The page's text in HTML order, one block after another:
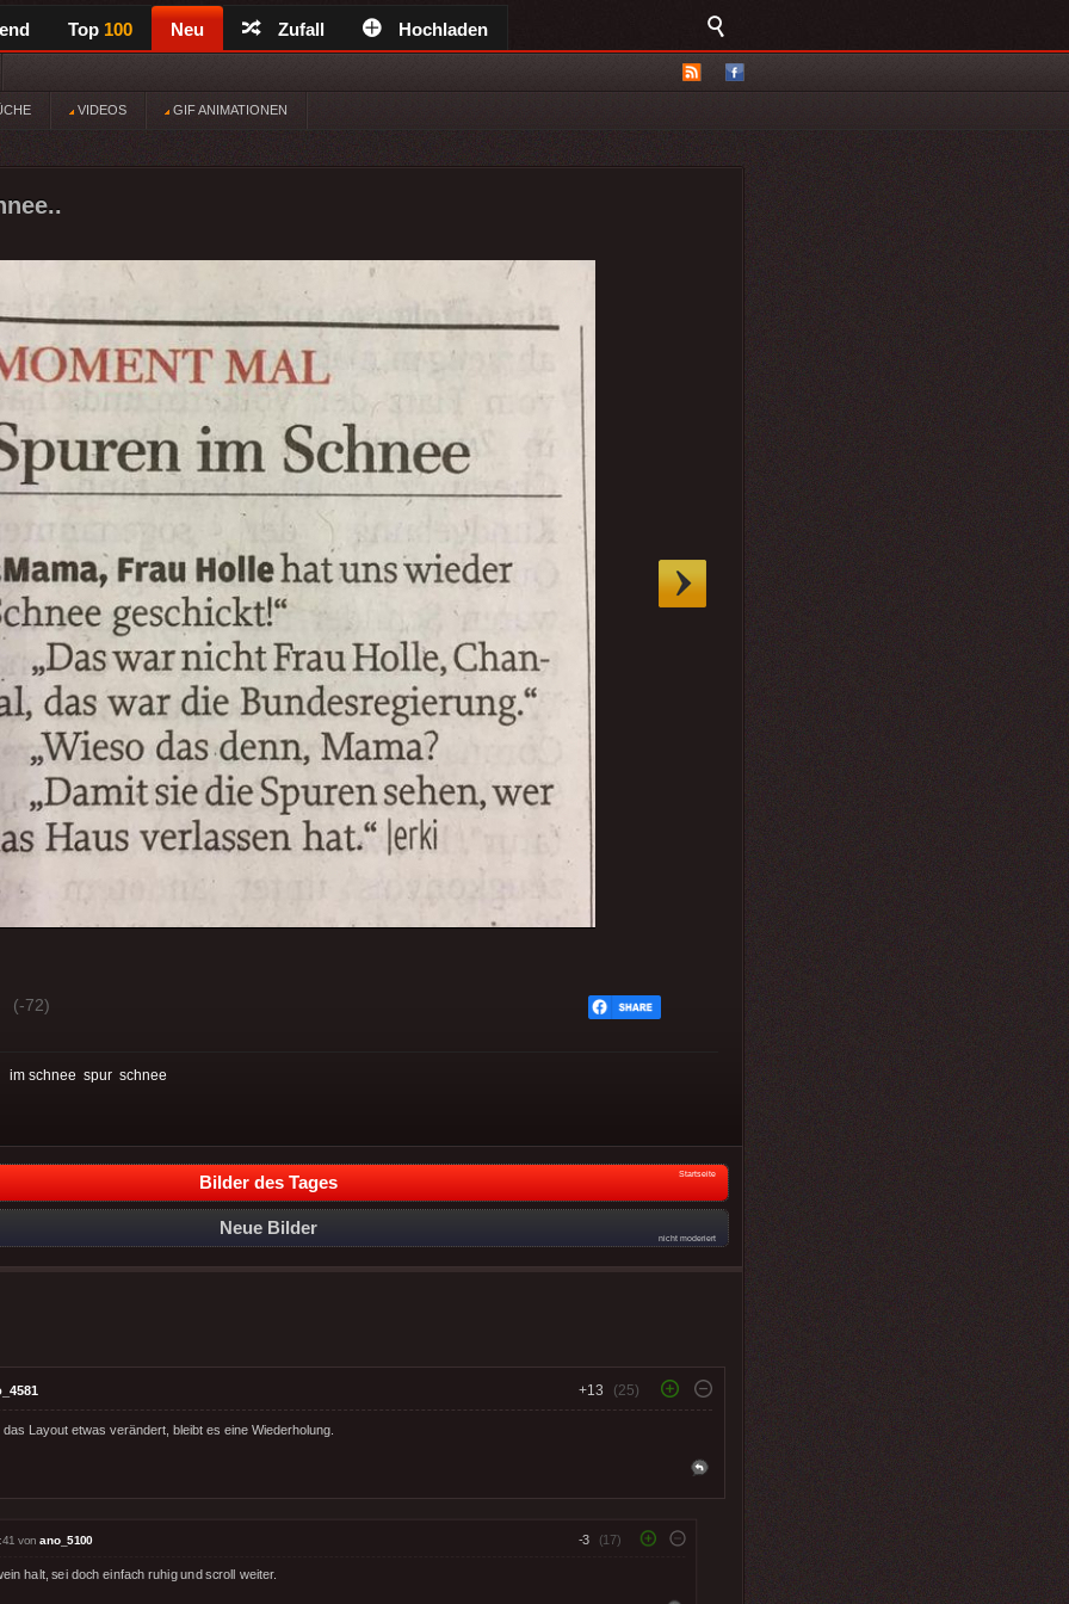
Top 100 Neu Zufall Hochladen
VIDEOS GIF ANIMATIONEN
(-72)
im schnee spur schnee
Bilder des Tages Startseite
Neue Bilder
nicht moderiert
+13 (25)
Layout etwas verändert, bleibt es eine Wiederholung.
vonano_5100 -3 (17)
halt, sei doch einfach ruhig und scroll weiter.